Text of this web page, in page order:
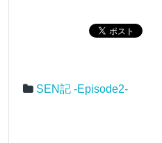
SEN記 -Episode2-